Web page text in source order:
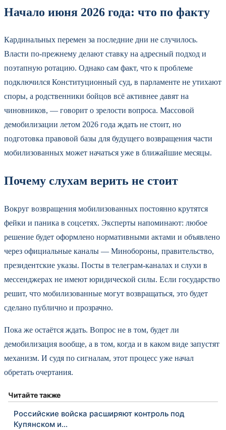
Начало июня 2026 года: что по факту
Кардинальных перемен за последние дни не случилось.
Власти по‑прежнему делают ставку на адресный подход и
поэтапную ротацию. Однако сам факт, что к проблеме
подключился Конституционный суд, в парламенте не утихают
споры, а родственники бойцов всё активнее давят на
чиновников, — говорит о зрелости вопроса. Массовой
демобилизации летом 2026 года ждать не стоит, но
подготовка правовой базы для будущего возвращения части
мобилизованных может начаться уже в ближайшие месяцы.
Почему слухам верить не стоит
Вокруг возвращения мобилизованных постоянно крутятся
фейки и паника в соцсетях. Эксперты напоминают: любое
решение будет оформлено нормативными актами и объявлено
через официальные каналы — Минобороны, правительство,
президентские указы. Посты в телеграм‑каналах и слухи в
мессенджерах не имеют юридической силы. Если государство
решит, что мобилизованные могут возвращаться, это будет
сделано публично и прозрачно.
Пока же остаётся ждать. Вопрос не в том, будет ли
демобилизация вообще, а в том, когда и в каком виде запустят
механизм. И судя по сигналам, этот процесс уже начал
обретать очертания.
Читайте также
Российские войска расширяют контроль под
Купянском и…